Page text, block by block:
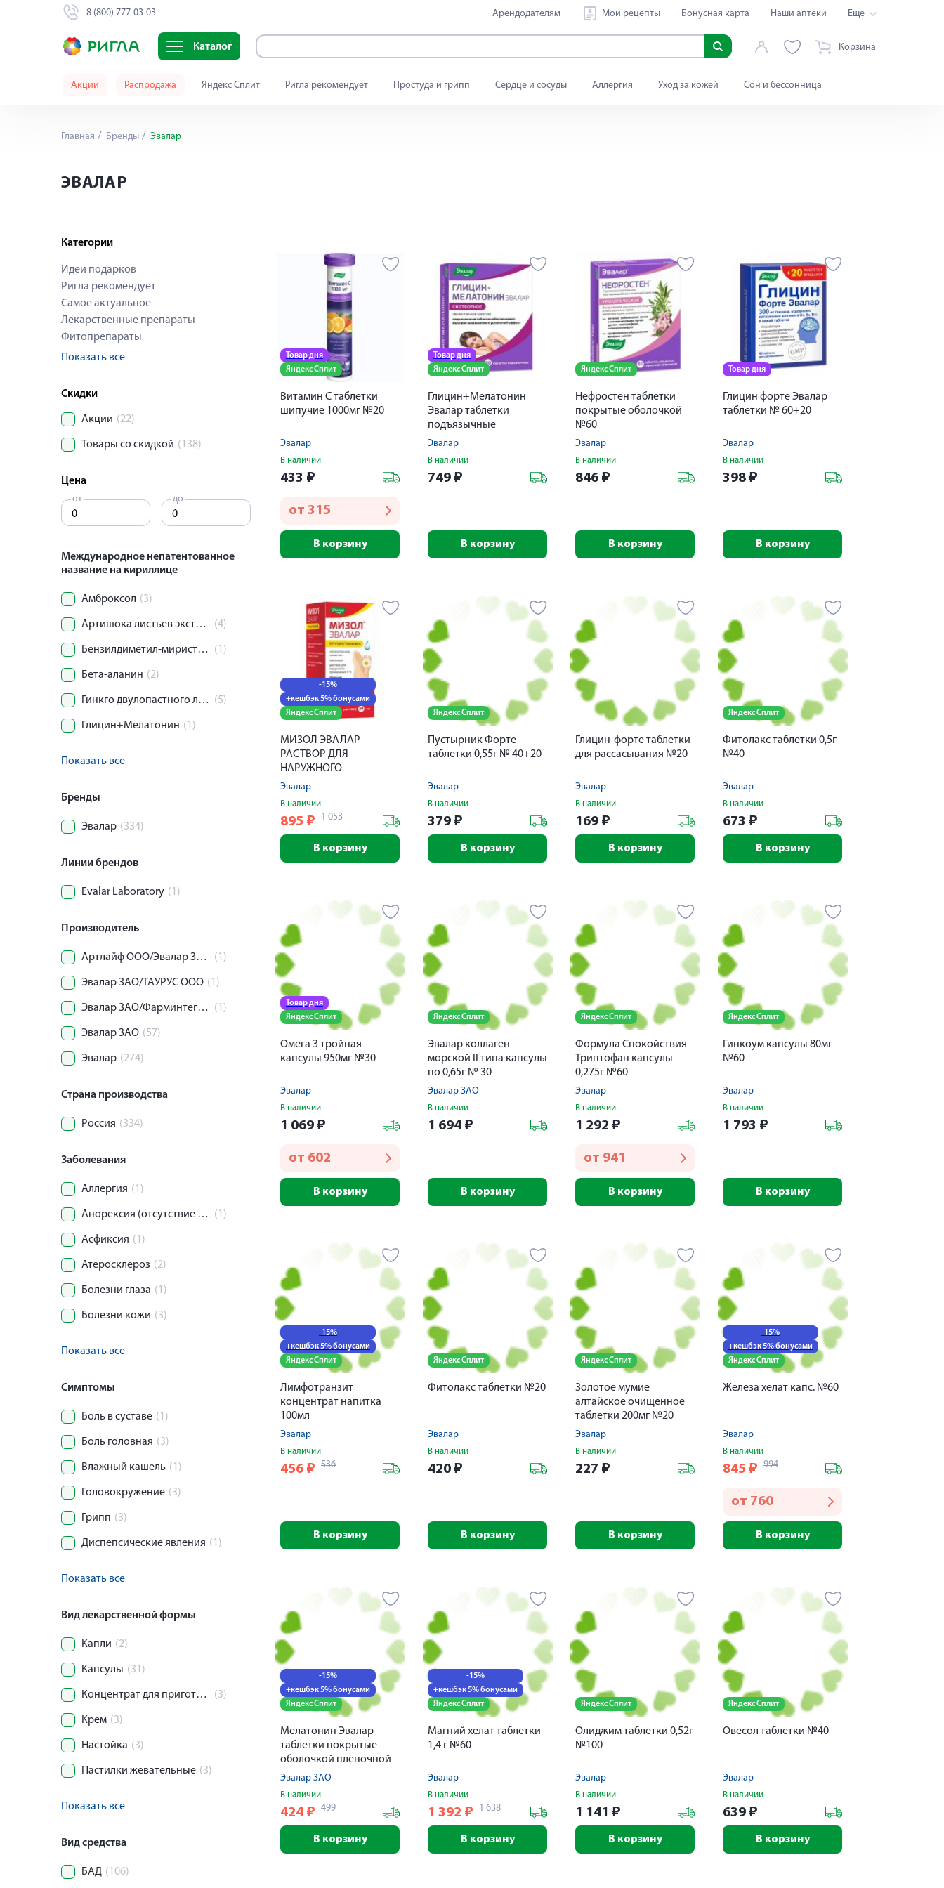
8 (800) 777-03-03 Арендодателям Мои рецепты Бонусная карта Наши аптеки Еще
Каталог Корзина
Акции Распродажа Яндекс Сплит Ригла рекомендует Простуда и грипп Сердце и сосуды Аллергия Уход за кожей Сон и бессонница
Главная Бренды Эвалар
ЭВАЛАР
Категории
Идеи подарков
Ригла рекомендует
Самое актуальное
Лекарственные препараты
Фитопрепараты
Показать все
Скидки
Акции (22)
Товары со скидкой (138)
Цена
от до
Международное непатентованное
название на кириллице
Амброксол (3)
Артишока листьев экстракт (4)
Бензилдиметил-миристоиламино-пропиламмоний (1)
Бета-аланин (2)
Гинкго двулопастного листьев экстракт (5)
Глицин+Мелатонин (1)
Показать все
Бренды
Эвалар (334)
Линии брендов
Evalar Laboratory (1)
Производитель
Артлайф ООО/Эвалар ЗАО (1)
Эвалар ЗАО/ТАУРУС ООО (1)
Эвалар ЗАО/Фарминтегро ООО (1)
Эвалар ЗАО (57)
Эвалар (274)
Страна производства
Россия (334)
Заболевания
Аллергия (1)
Анорексия (отсутствие аппетита) (1)
Асфиксия (1)
Атеросклероз (2)
Болезни глаза (1)
Болезни кожи (3)
Показать все
Симптомы
Боль в суставе (1)
Боль головная (3)
Влажный кашель (1)
Головокружение (3)
Грипп (3)
Диспепсические явления (1)
Показать все
Вид лекарственной формы
Капли (2)
Капсулы (31)
Концентрат для приготовления раствора (3)
Крем (3)
Настойка (3)
Пастилки жевательные (3)
Показать все
Вид средства
БАД (106)
Товар дня
Яндекс Сплит
Витамин С таблетки
шипучие 1000мг №20
Эвалар
В наличии
433 ₽
от 315
В корзину
Товар дня
Яндекс Сплит
Глицин+Мелатонин
Эвалар таблетки
подъязычные
100мг+3мг № 20
Эвалар
В наличии
749 ₽
В корзину
Яндекс Сплит
Нефростен таблетки
покрытые оболочкой
№60
Эвалар
В наличии
846 ₽
В корзину
Товар дня
Глицин форте Эвалар
таблетки № 60+20
Эвалар
В наличии
398 ₽
В корзину
-15%
+кешбэк 5% бонусами
Яндекс Сплит
МИЗОЛ ЭВАЛАР
РАСТВОР ДЛЯ
НАРУЖНОГО
ПРИМЕНЕНИЯ 1% 20МЛ
Эвалар
В наличии
895 ₽ 1 053
В корзину
Яндекс Сплит
Пустырник Форте
таблетки 0,55г № 40+20
Эвалар
В наличии
379 ₽
В корзину
Глицин-форте таблетки
для рассасывания №20
Эвалар
В наличии
169 ₽
В корзину
Яндекс Сплит
Фитолакс таблетки 0,5г
№40
Эвалар
В наличии
673 ₽
В корзину
Товар дня
Яндекс Сплит
Омега 3 тройная
капсулы 950мг №30
Эвалар
В наличии
1 069 ₽
от 602
В корзину
Яндекс Сплит
Эвалар коллаген
морской II типа капсулы
по 0,65г № 30
Эвалар ЗАО
В наличии
1 694 ₽
В корзину
Яндекс Сплит
Формула Спокойствия
Триптофан капсулы
0,275г №60
Эвалар
В наличии
1 292 ₽
от 941
В корзину
Яндекс Сплит
Гинкоум капсулы 80мг
№60
Эвалар
В наличии
1 793 ₽
В корзину
-15%
+кешбэк 5% бонусами
Яндекс Сплит
Лимфотранзит
концентрат напитка
100мл
Эвалар
В наличии
456 ₽ 536
В корзину
Яндекс Сплит
Фитолакс таблетки №20
Эвалар
В наличии
420 ₽
В корзину
Яндекс Сплит
Золотое мумие
алтайское очищенное
таблетки 200мг №20
Эвалар
В наличии
227 ₽
В корзину
-15%
+кешбэк 5% бонусами
Яндекс Сплит
Железа хелат капс. №60
Эвалар
В наличии
845 ₽ 994
от 760
В корзину
-15%
+кешбэк 5% бонусами
Яндекс Сплит
Мелатонин Эвалар
таблетки покрытые
оболочкой пленочной
3мг № 20
Эвалар ЗАО
В наличии
424 ₽ 499
В корзину
-15%
+кешбэк 5% бонусами
Яндекс Сплит
Магний хелат таблетки
1,4 г №60
Эвалар
В наличии
1 392 ₽ 1 638
В корзину
Яндекс Сплит
Олиджим таблетки 0,52г
№100
Эвалар
В наличии
1 141 ₽
В корзину
Яндекс Сплит
Овесол таблетки №40
Эвалар
В наличии
639 ₽
В корзину